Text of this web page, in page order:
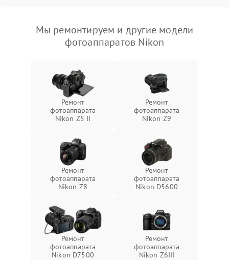
Мы ремонтируем и другие модели
фотоаппаратов Nikon
Ремонт
фотоаппарата
Nikon Z5 II
Ремонт
фотоаппарата
Nikon Z9
Ремонт
фотоаппарата
Nikon Z8
Ремонт
фотоаппарата
Nikon D5600
Ремонт
фотоаппарата
Nikon D7500
Ремонт
фотоаппарата
Nikon Z6III